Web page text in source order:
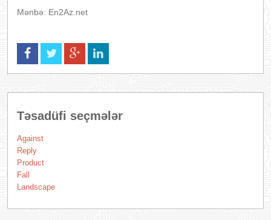
Mənbə: En2Az.net
Təsadüfi seçmələr
Against
Reply
Product
Fall
Landscape